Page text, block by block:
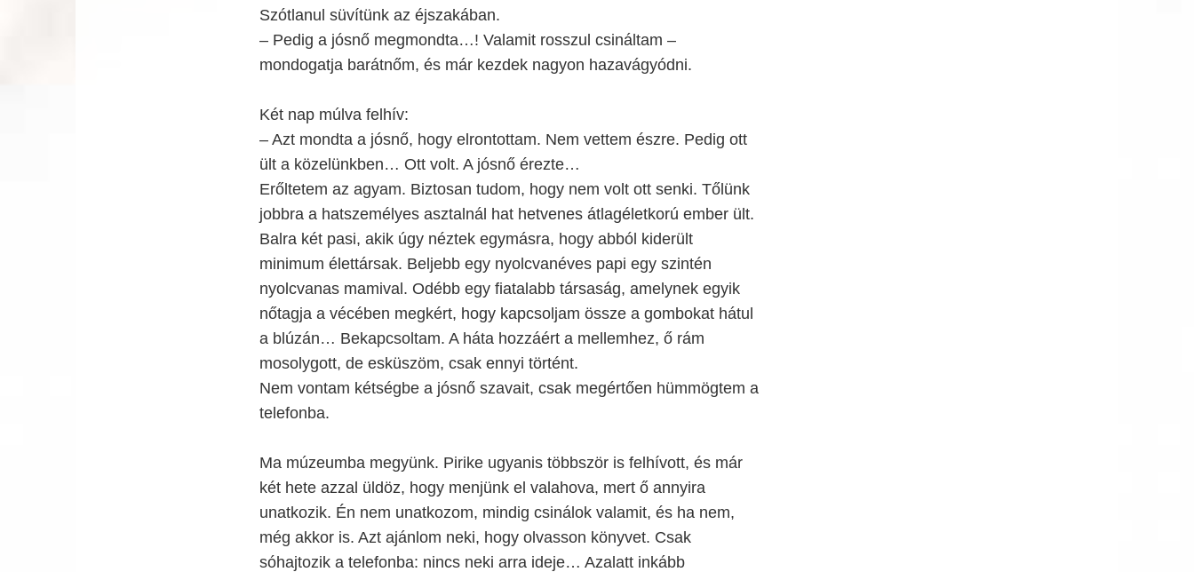
Szótlanul süvítünk az éjszakában.
– Pedig a jósnő megmondta…! Valamit rosszul csináltam –
mondogatja barátnőm, és már kezdek nagyon hazavágyódni.
Két nap múlva felhív:
– Azt mondta a jósnő, hogy elrontottam. Nem vettem észre. Pedig ott
ült a közelünkben… Ott volt. A jósnő érezte…
Erőltetem az agyam. Biztosan tudom, hogy nem volt ott senki. Tőlünk
jobbra a hatszemélyes asztalnál hat hetvenes átlagéletkorú ember ült.
Balra két pasi, akik úgy néztek egymásra, hogy abból kiderült
minimum élettársak. Beljebb egy nyolcvanéves papi egy szintén
nyolcvanas mamival. Odébb egy fiatalabb társaság, amelynek egyik
nőtagja a vécében megkért, hogy kapcsoljam össze a gombokat hátul
a blúzán… Bekapcsoltam. A háta hozzáért a mellemhez, ő rám
mosolygott, de esküszöm, csak ennyi történt.
Nem vontam kétségbe a jósnő szavait, csak megértően hümmögtem a
telefonba.
Ma múzeumba megyünk. Pirike ugyanis többször is felhívott, és már
két hete azzal üldöz, hogy menjünk el valahova, mert ő annyira
unatkozik. Én nem unatkozom, mindig csinálok valamit, és ha nem,
még akkor is. Azt ajánlom neki, hogy olvasson könyvet. Csak
sóhajtozik a telefonba: nincs neki arra ideje… Azalatt inkább